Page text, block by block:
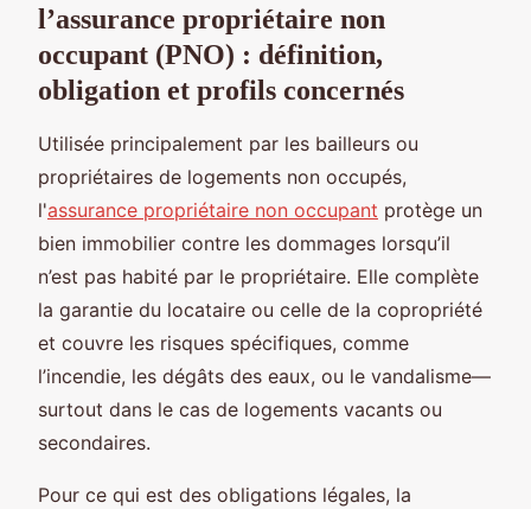
l’assurance propriétaire non
occupant (PNO) : définition,
obligation et profils concernés
Utilisée principalement par les bailleurs ou
propriétaires de logements non occupés,
l'assurance propriétaire non occupant protège un
bien immobilier contre les dommages lorsqu’il
n’est pas habité par le propriétaire. Elle complète
la garantie du locataire ou celle de la copropriété
et couvre les risques spécifiques, comme
l’incendie, les dégâts des eaux, ou le vandalisme—
surtout dans le cas de logements vacants ou
secondaires.
Pour ce qui est des obligations légales, la